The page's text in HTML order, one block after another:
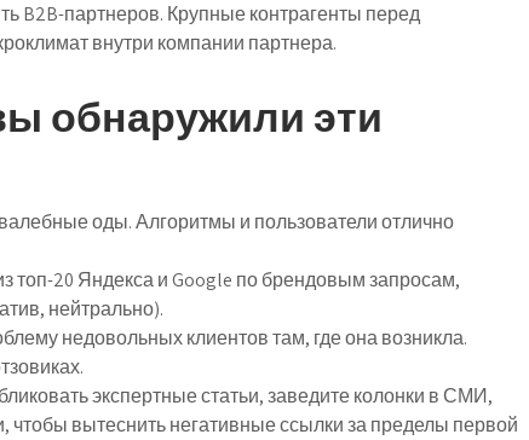
B2B-партнеров. Крупные контрагенты перед
внутри компании партнера.
обнаружили эти
оды.Алгоритмы и пользователи отлично
топ-20 Яндекса и Google по брендовым запросам,
нейтрально).
недовольных клиентов там, где она возникла.
экспертные статьи, заведите колонки в СМИ,
чтобы вытеснить негативные ссылки за пределы первой